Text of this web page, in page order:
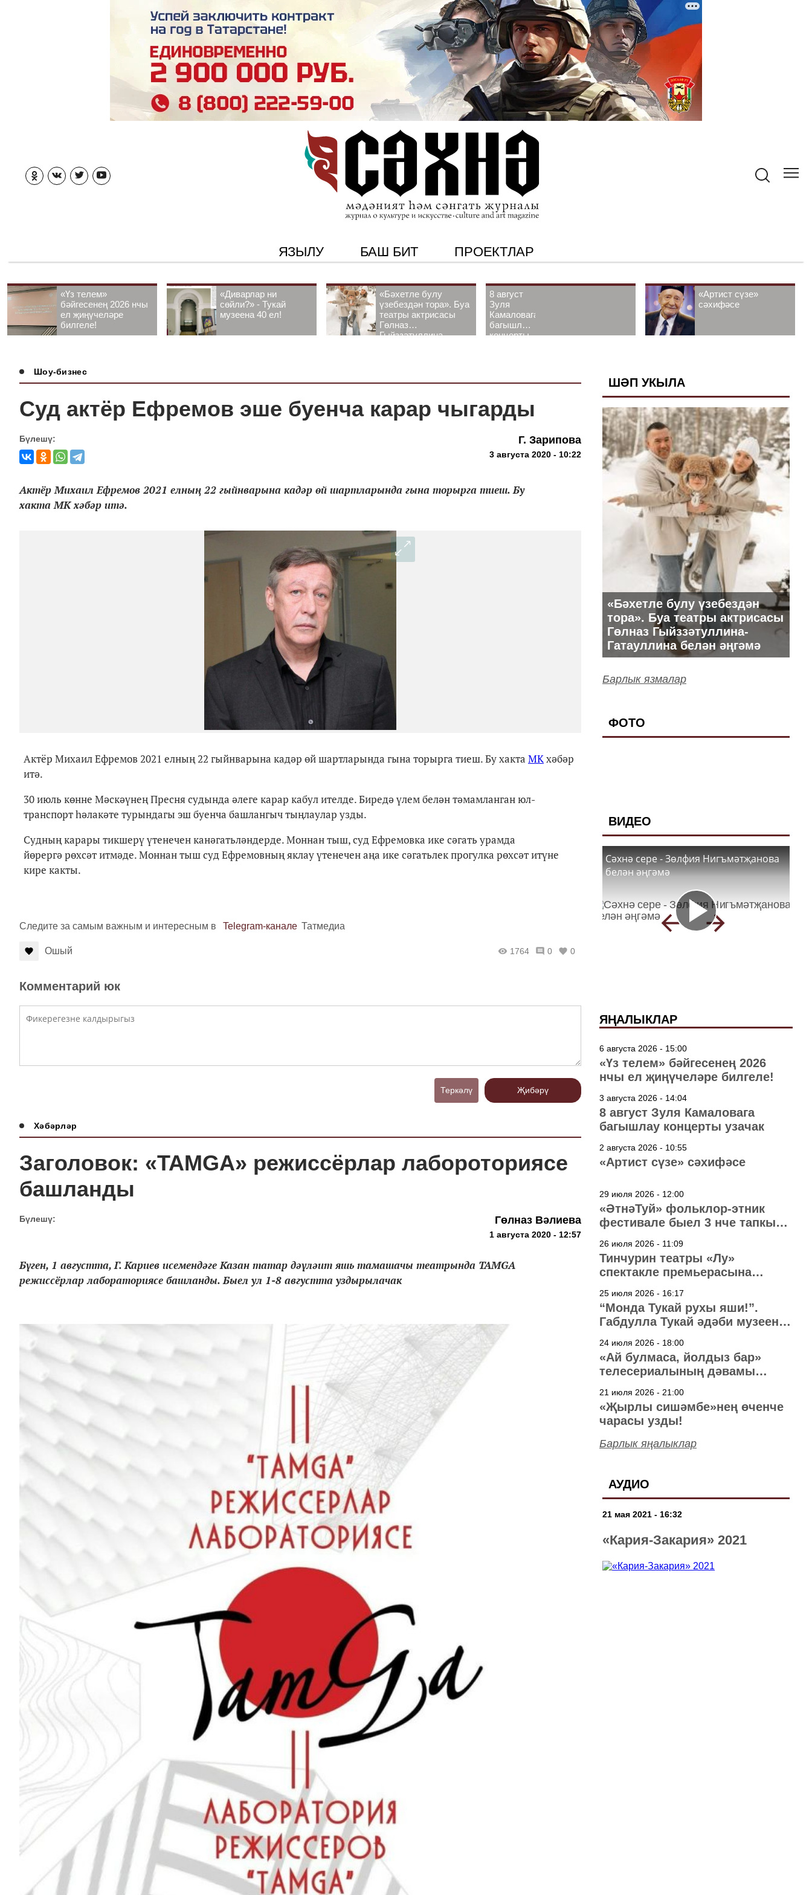
ЯЗЫЛУ БАШ БИТ ПРОЕКТЛАР
«Үз телем»
бәйгесенең 2026 нчы
ел җиңүчеләре
билгеле!
«Диварлар ни
сөйли?» - Тукай
музеена 40 ел!
«Бәхетле булу
үзебездән тора». Буа
театры актрисасы
Гөлназ
Гыйззәтуллина-
8 август
Зуля
Камаловага
багышлау
концерты
«Артист сүзе»
сәхифәсе
Шоу-бизнес
Суд актёр Ефремов эше буенча карар чыгарды
Бүлешү: Г. Зарипова
3 августа 2020 - 10:22
Актёр Михаил Ефремов 2021 елның 22 гыйнварына кадәр өй шартларында гына торырга тиеш. Бу
хакта МК хәбәр итә.
Актёр Михаил Ефремов 2021 елның 22 гыйнварына кадәр өй шартларында гына торырга тиеш. Бу хакта МКхәбәр
итә.
30 июль көнне Мәскәүнең Пресня судында әлеге карар кабул ителде. Биредә үлем белән тәмамланган юл-
транспорт һәлакәте турындагы эш буенча башлангыч тыңлаулар узды.
Судның карары тикшерү үтенечен канәгатьләндерде. Моннан тыш, суд Ефремовка ике сәгать урамда
йөрергә рөхсәт итмәде. Моннан тыш суд Ефремовның яклау үтенечен аңа ике сәгатьлек прогулка рөхсәт итүне
кире какты.
Следите за самым важным и интересным в Telegram-канале Татмедиа
Ошый 1764 0 0
Комментарий юк
Теркәлү Җибәрү
Хәбәрләр
Заголовок: «TAMGA» режиссёрлар лабороториясе
башланды
Бүлешү: Гөлназ Вәлиева
1 августа 2020 - 12:57
Бүген, 1 августта, Г. Кариев исемендәге Казан татар дәүләит яшь тамашачы театрында TAMGA
режиссёрлар лабораториясе башланды. Быел ул 1-8 августта уздырылачак
ШӘП УКЫЛА
«Бәхетле булу үзебездән
тора». Буа театры актрисасы
Гөлназ Гыйззәтуллина-
Гатауллина белән әңгәмә
Барлык язмалар
ФОТО
ВИДЕО
Сәхнә сере - Зөлфия Нигъмәтҗанова
белән әңгәмә
ЯҢАЛЫКЛАР
6 августа 2026 - 15:00
«Үз телем» бәйгесенең 2026
нчы ел җиңүчеләре билгеле!
3 августа 2026 - 14:04
8 август Зуля Камаловага
багышлау концерты узачак
2 августа 2026 - 10:55
«Артист сүзе» сәхифәсе
29 июля 2026 - 12:00
«ӘтнәТуй» фольклор-этник
фестивале быел 3 нче тапкыр
26 июля 2026 - 11:09
Тинчурин театры «Лу»
спектакле премьерасына
25 июля 2026 - 16:17
“Монда Тукай рухы яши!”.
Габдулла Тукай әдәби музеена
24 июля 2026 - 18:00
«Ай булмаса, йолдыз бар»
телесериалының дәвамы
21 июля 2026 - 21:00
«Җырлы сишәмбе»нең өченче
чарасы узды!
Барлык яңалыклар
АУДИО
21 мая 2021 - 16:32
«Кария-Закария» 2021